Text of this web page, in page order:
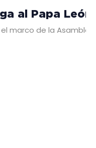
al Papa
marco de la